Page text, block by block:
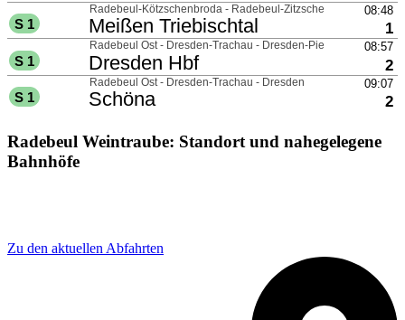
Radebeul Weintraube: Standort und nahegelegene
Bahnhöfe
Zu den aktuellen Abfahrten